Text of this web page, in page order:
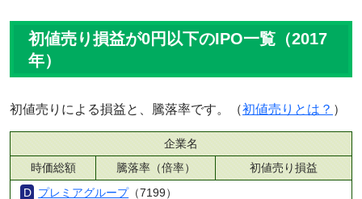
初値売り損益が0円以下のIPO一覧（2017
年）
初値売りによる損益と、騰落率です。（初値売りとは？ ）
企業名
時価総額
騰落率（倍率）
初値売り損益
プレミアグループ（7199）